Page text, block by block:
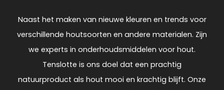
Naast het maken van nieuwe kleuren en trends voor
verschillende houtsoorten en andere materialen. Zijn
we experts in onderhoudsmiddelen voor hout.
Tenslotte is ons doel dat een prachtig
natuurproduct als hout mooi en krachtig blijft. Onze